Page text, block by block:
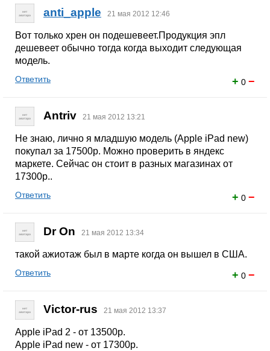
anti_apple 21 мая 2012 12:46
Вот только хрен он подешевеет.Продукция эпл
дешевеет обычно тогда когда выходит следующая
модель.
+ 0 −
Ответить
Antriv 21 мая 2012 13:21
Не знаю, лично я младшую модель (Apple iPad new)
покупал за 17500р. Можно проверить в яндекс
маркете. Сейчас он стоит в разных магазинах от
17300р..
+ 0 −
Ответить
Dr On 21 мая 2012 13:34
такой ажиотаж был в марте когда он вышел в США.
+ 0 −
Ответить
Victor-rus 21 мая 2012 13:37
Apple iPad 2 - от 13500р.
Apple iPad new - от 17300р.